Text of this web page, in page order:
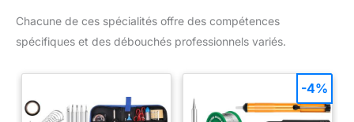
Chacune de ces spécialités offre des compétences
spécifiques et des débouchés professionnels variés.
-4%